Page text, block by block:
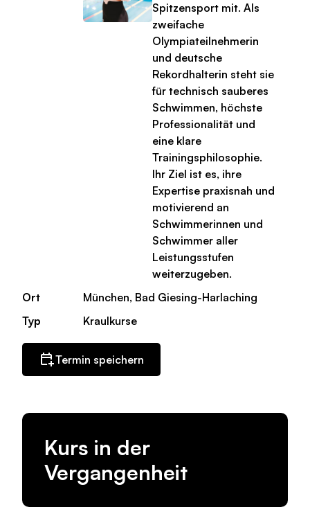
Spitzensport mit. Als
zweifache
Olympiateilnehmerin
und deutsche
Rekordhalterin steht sie
für technisch sauberes
Schwimmen, höchste
Professionalität und
eine klare
Trainingsphilosophie.
Ihr Ziel ist es, ihre
Expertise praxisnah und
motivierend an
Schwimmerinnen und
Schwimmer aller
Leistungsstufen
weiterzugeben.
Ort
München, Bad Giesing-Harlaching
Typ
Kraulkurse
Termin speichern
Kurs in der
Vergangenheit